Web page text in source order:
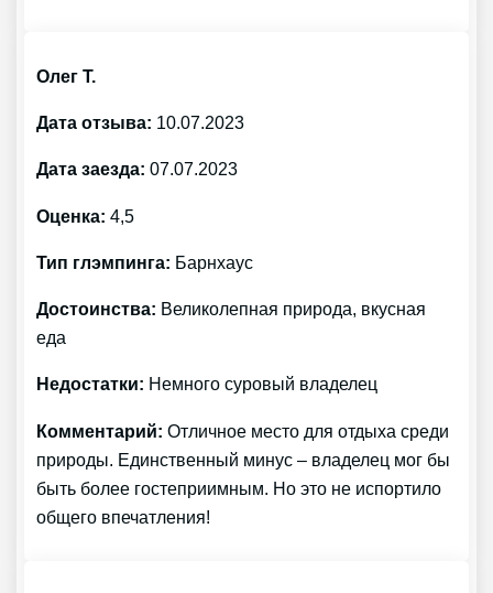
Олег Т.
Дата отзыва: 10.07.2023
Дата заезда: 07.07.2023
Оценка: 4,5
Тип глэмпинга: Барнхаус
Достоинства: Великолепная природа, вкусная
еда
Недостатки: Немного суровый владелец
Комментарий: Отличное место для отдыха среди
природы. Единственный минус – владелец мог бы
быть более гостеприимным. Но это не испортило
общего впечатления!